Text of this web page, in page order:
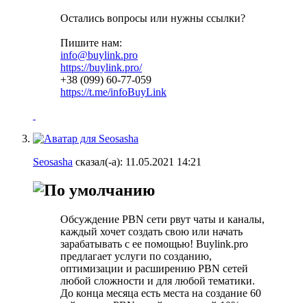
Остались вопросы или нужны ссылки?
Пишите нам:
info@buylink.pro
https://buylink.pro/
+38 (099) 60-77-059
https://t.me/infoBuyLink
Seosasha сказал(-а): 11.05.2021 14:21
Обсуждение PBN сети рвут чаты и каналы,
каждый хочет создать свою или начать
зарабатывать с ее помощью! Buylink.pro
предлагает услуги по созданию,
оптимизации и расширению PBN сетей
любой сложности и для любой тематики.
До конца месяца есть места на создание 60